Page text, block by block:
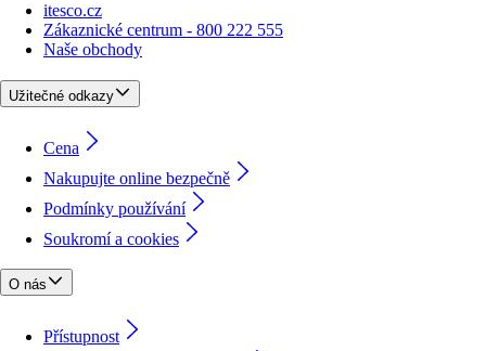
itesco.cz
Zákaznické centrum - 800 222 555
Naše obchody
Užitečné odkazy
Cena
Nakupujte online bezpečně
Podmínky používání
Soukromí a cookies
O nás
Přístupnost